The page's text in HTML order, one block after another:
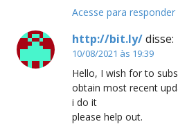
Acesse para responder
http://bit.ly/disse:
10/08/2021 às 19:39
Hello, I wish for to
obtain most recent
i do it
please help out.